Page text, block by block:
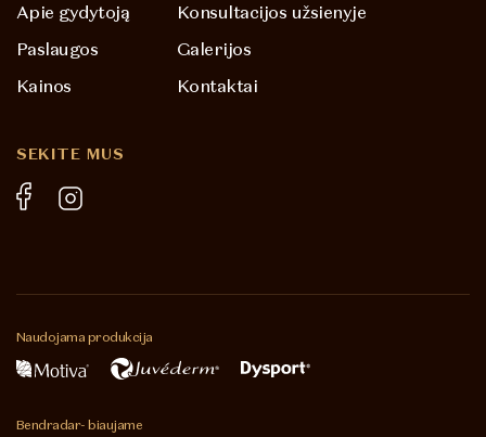
Apie gydytoją
Konsultacijos užsienyje
Paslaugos
Galerijos
Kainos
Kontaktai
SEKITE MUS
Naudojama produkcija
Bendradar-biaujame